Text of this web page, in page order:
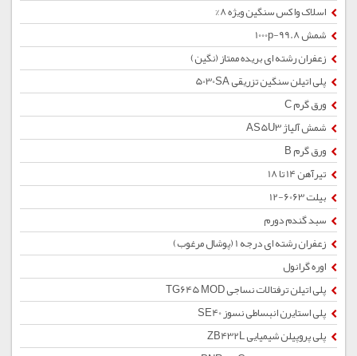
اسلاک واکس سنگین ویژه 8%
شمش 1000p-99.8
زعفران رشته ای بریده ممتاز (نگین)
پلی اتیلن سنگین تزریقی 5030SA
ورق گرم C
شمش آلیاژ AS5U3
ورق گرم B
تیرآهن 14 تا 18
بیلت 6063-12
سبد گندم دورم
زعفران رشته ای درجه 1 (پوشال مرغوب)
اوره گرانول
پلی اتیلن ترفتالات نساجی TG645 MOD
پلی استایرن انبساطی نسوز SE40
پلی پروپیلن شیمیایی ZB432L